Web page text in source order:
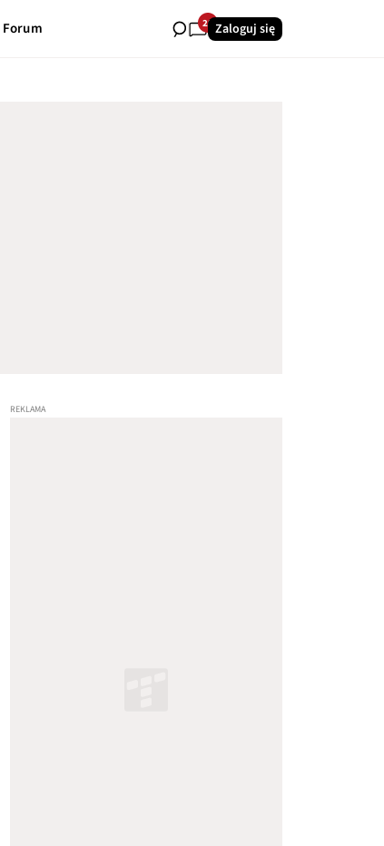
Forum 28Zaloguj się